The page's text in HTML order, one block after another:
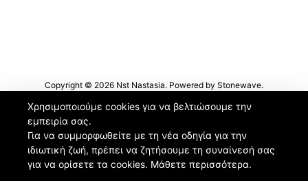
Χρησιμοποιούμε cookies για να βελτιώσουμε την
εμπειρία σας.
Για να συμμορφωθείτε με τη νέα οδηγία για την
ιδιωτική ζωή, πρέπει να ζητήσουμε τη συναίνεσή σας
για να ορίσετε τα cookies. Μάθετε περισσότερα.
Copyright © 2026 Nst Nastasia. Powered by Stonewave.